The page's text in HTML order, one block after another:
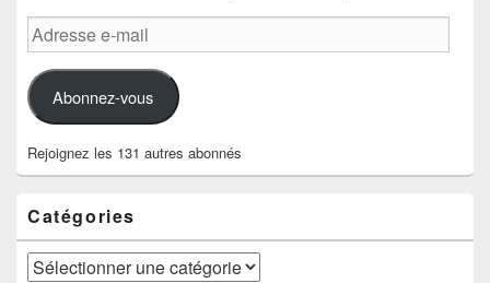
Adresse
e-
mail
Abonnez-vous
Rejoignez les 131 autres abonnés
Catégories
Catégories